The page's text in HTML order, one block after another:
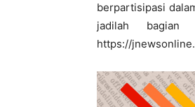
berpartisipasi
jadilah
https://